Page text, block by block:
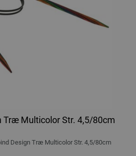
Træ Multicolor Str. 4,5/80cm
Design Træ Multicolor Str. 4,5/80cm